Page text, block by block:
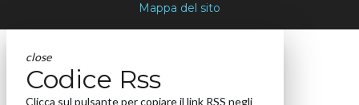
Mappa del sito
close
Codice Rss
Clicca sul pulsante per copiare il link RSS negli